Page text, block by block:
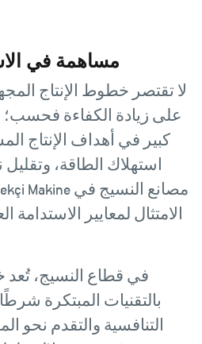
مساهمة في
لا تقتصر خطوط الإنتاج
على زيادة الكفاءة
كبير في أهداف الإنتاج
استهلاك الطاقة،
الامتثال لمعايير الاستدامة
في قطاع النسيج، تُعد
بالتقنيات المبتكرة
التنافسية والتقدم نحو